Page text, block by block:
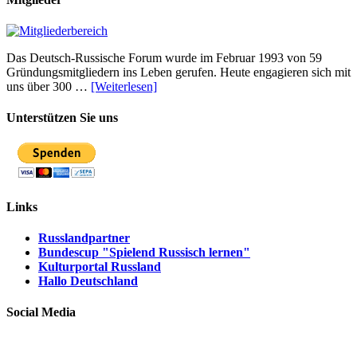
Das Deutsch-Russische Forum wurde im Februar 1993 von 59
Gründungsmitgliedern ins Leben gerufen. Heute engagieren sich mit
uns über 300 … [Weiterlesen]
Unterstützen Sie uns
Links
Russlandpartner
Bundescup "Spielend Russisch lernen"
Kulturportal Russland
Hallo Deutschland
Social Media